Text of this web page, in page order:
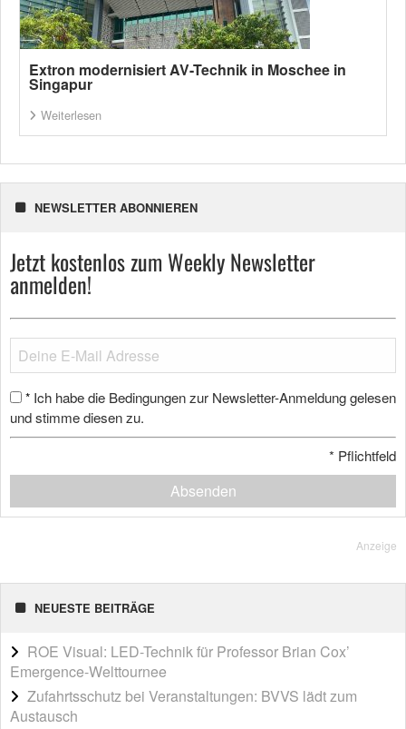
Extron modernisiert AV-Technik in Moschee in
Singapur
Weiterlesen
NEWSLETTER ABONNIEREN
Jetzt kostenlos zum Weekly Newsletter
anmelden!
* Ich habe die Bedingungen zur Newsletter-Anmeldung gelesen
und stimme diesen zu.
* Pflichtfeld
Absenden
Anzeige
NEUESTE BEITRÄGE
ROE Visual: LED-Technik für Professor Brian Cox’
Emergence-Welttournee
Zufahrtsschutz bei Veranstaltungen: BVVS lädt zum
Austausch